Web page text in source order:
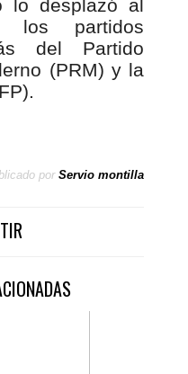
lo desplazó al
los partidos
del Partido
(PRM) y la
por Servio montilla